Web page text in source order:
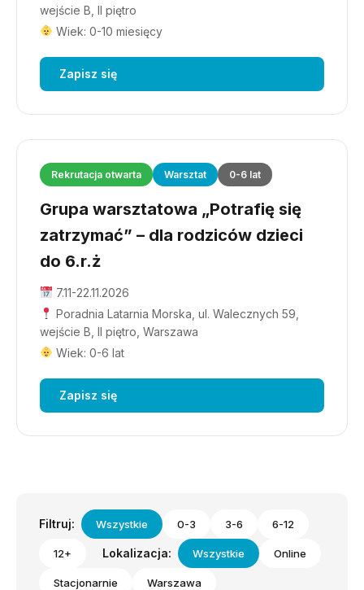
wejście B, II piętro
Wiek: 0-10 miesięcy
Zapisz się
Rekrutacja otwarta Warsztat 0-6 lat
Grupa warsztatowa „Potrafię się
zatrzymać” – dla rodziców dzieci
do 6.r.ż
7.11-22.11.2026
Poradnia Latarnia Morska, ul. Walecznych 59,
wejście B, II piętro, Warszawa
Wiek: 0-6 lat
Zapisz się
Filtruj: Wszystkie 0-3 3-6 6-12
12+ Lokalizacja: Wszystkie Online
Stacjonarnie Warszawa